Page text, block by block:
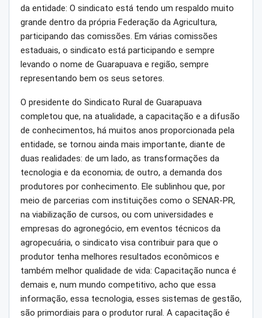
da entidade: O sindicato está tendo um respaldo muito
grande dentro da própria Federação da Agricultura,
participando das comissões. Em várias comissões
estaduais, o sindicato está participando e sempre
levando o nome de Guarapuava e região, sempre
representando bem os seus setores.
O presidente do Sindicato Rural de Guarapuava
completou que, na atualidade, a capacitação e a difusão
de conhecimentos, há muitos anos proporcionada pela
entidade, se tornou ainda mais importante, diante de
duas realidades: de um lado, as transformações da
tecnologia e da economia; de outro, a demanda dos
produtores por conhecimento. Ele sublinhou que, por
meio de parcerias com instituições como o SENAR-PR,
na viabilização de cursos, ou com universidades e
empresas do agronegócio, em eventos técnicos da
agropecuária, o sindicato visa contribuir para que o
produtor tenha melhores resultados econômicos e
também melhor qualidade de vida: Capacitação nunca é
demais e, num mundo competitivo, acho que essa
informação, essa tecnologia, esses sistemas de gestão,
são primordiais para o produtor rural. A capacitação é